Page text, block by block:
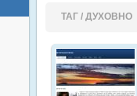
ТАГ / ДУХОВНО